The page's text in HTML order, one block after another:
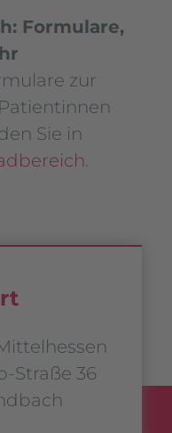
Formulare,
zur
Sie in
.
Straße 36